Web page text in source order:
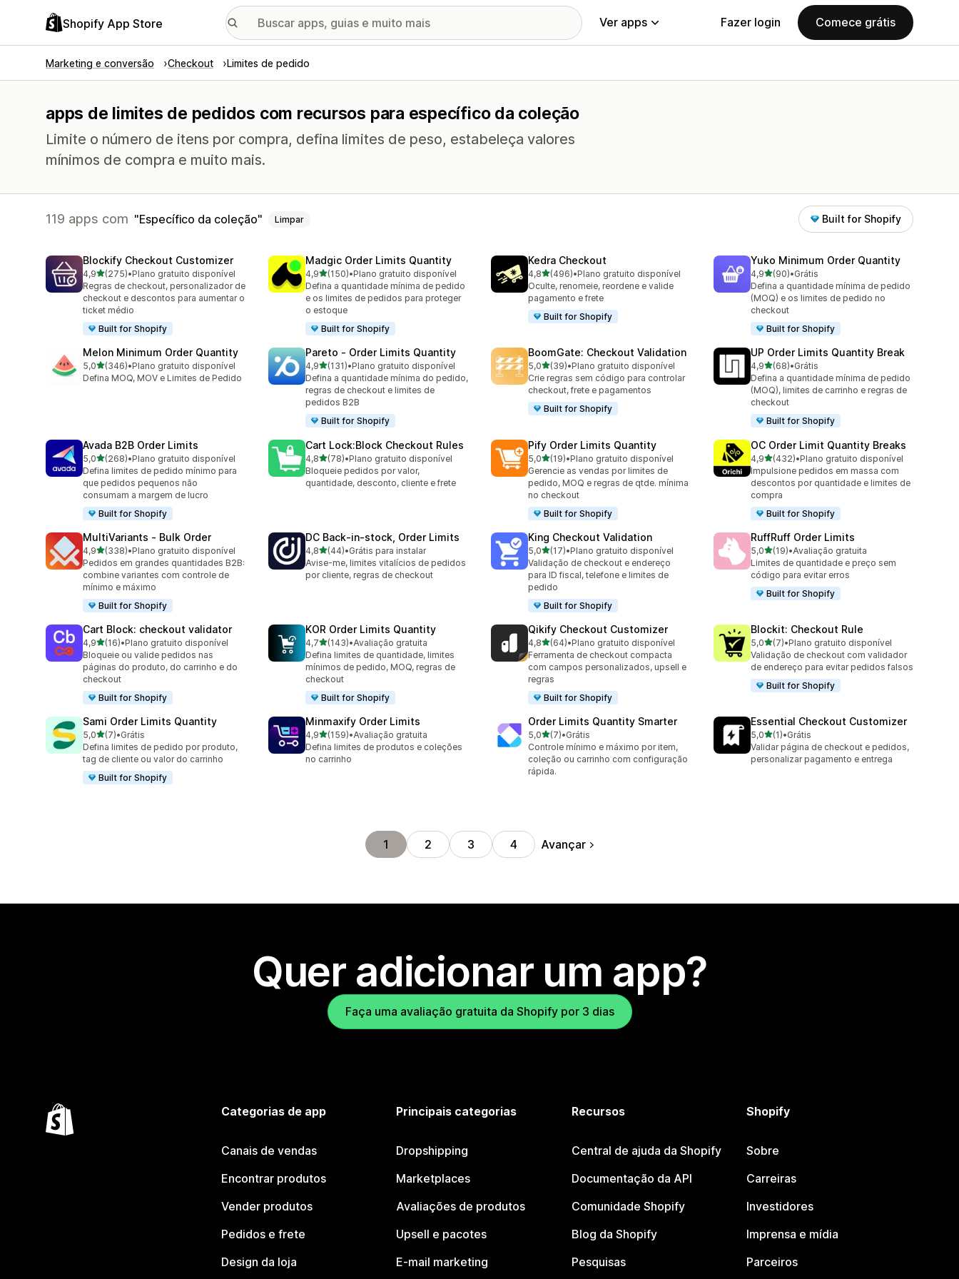
Shopify App Store Ver apps Fazer login Comece grátis
Marketing e conversão Checkout Limites de pedido
apps de limites de pedidos com recursos para específico da coleção
Limite o número de itens por compra, defina limites de peso, estabeleça valores
mínimos de compra e muito mais.
119 apps com Específico da coleção Limpar Built for Shopify
Blockify Checkout Customizer
4,9de 5 estrelas
(275)
275 avaliações ao todo
•Plano gratuito disponível
Regras de checkout, personalizador de
checkout e descontos para aumentar o
ticket médio
Built for Shopify
Madgic Order Limits Quantity
4,9de 5 estrelas
(150)
150 avaliações ao todo
•Plano gratuito disponível
Defina a quantidade mínima de pedido
e os limites de pedidos para proteger
o estoque
Built for Shopify
Kedra Checkout
4,8de 5 estrelas
(496)
496 avaliações ao todo
•Plano gratuito disponível
Oculte, renomeie, reordene e valide
pagamento e frete
Built for Shopify
Yuko Minimum Order Quantity
4,9de 5 estrelas
(90)
90 avaliações ao todo
•Grátis
Defina a quantidade mínima de pedido
(MOQ) e os limites de pedido no
checkout
Built for Shopify
Melon Minimum Order Quantity
5,0de 5 estrelas
(346)
346 avaliações ao todo
•Plano gratuito disponível
Defina MOQ, MOV e Limites de Pedido
Pareto ‑ Order Limits Quantity
4,9de 5 estrelas
(131)
131 avaliações ao todo
•Plano gratuito disponível
Defina a quantidade mínima do pedido,
regras de checkout e limites de
pedidos B2B
Built for Shopify
BoomGate: Checkout Validation
5,0de 5 estrelas
(39)
39 avaliações ao todo
•Plano gratuito disponível
Crie regras sem código para controlar
checkout, frete e pagamentos
Built for Shopify
UP Order Limits Quantity Break
4,9de 5 estrelas
(68)
68 avaliações ao todo
•Grátis
Defina a quantidade mínima de pedido
(MOQ), limites de carrinho e regras de
checkout
Built for Shopify
Avada B2B Order Limits
5,0de 5 estrelas
(268)
268 avaliações ao todo
•Plano gratuito disponível
Defina limites de pedido mínimo para
que pedidos pequenos não
consumam a margem de lucro
Built for Shopify
Cart Lock:Block Checkout Rules
4,8de 5 estrelas
(78)
78 avaliações ao todo
•Plano gratuito disponível
Bloqueie pedidos por valor,
quantidade, desconto, cliente e frete
Pify Order Limits Quantity
5,0de 5 estrelas
(19)
19 avaliações ao todo
•Plano gratuito disponível
Gerencie as vendas por limites de
pedido, MOQ e regras de qtde. mínima
no checkout
Built for Shopify
OC Order Limit Quantity Breaks
4,9de 5 estrelas
(432)
432 avaliações ao todo
•Plano gratuito disponível
Impulsione pedidos em massa com
descontos por quantidade e limites de
compra
Built for Shopify
MultiVariants ‑ Bulk Order
4,9de 5 estrelas
(338)
338 avaliações ao todo
•Plano gratuito disponível
Pedidos em grandes quantidades B2B:
combine variantes com controle de
mínimo e máximo
Built for Shopify
DC Back‑in‑stock, Order Limits
4,8de 5 estrelas
(44)
44 avaliações ao todo
•Grátis para instalar
Avise-me, limites vitalícios de pedidos
por cliente, regras de checkout
King Checkout Validation
5,0de 5 estrelas
(17)
17 avaliações ao todo
•Plano gratuito disponível
Validação de checkout e endereço
para ID fiscal, telefone e limites de
pedido
Built for Shopify
RuffRuff Order Limits
5,0de 5 estrelas
(19)
19 avaliações ao todo
•Avaliação gratuita
Limites de quantidade e preço sem
código para evitar erros
Built for Shopify
Cart Block: checkout validator
4,9de 5 estrelas
(16)
16 avaliações ao todo
•Plano gratuito disponível
Bloqueie ou valide pedidos nas
páginas do produto, do carrinho e do
checkout
Built for Shopify
KOR Order Limits Quantity
4,7de 5 estrelas
(143)
143 avaliações ao todo
•Avaliação gratuita
Defina limites de quantidade, limites
mínimos de pedido, MOQ, regras de
checkout
Built for Shopify
Qikify Checkout Customizer
4,8de 5 estrelas
(64)
64 avaliações ao todo
•Plano gratuito disponível
Ferramenta de checkout compacta
com campos personalizados, upsell e
regras
Built for Shopify
Blockit: Checkout Rule
5,0de 5 estrelas
(7)
7 avaliações ao todo
•Plano gratuito disponível
Validação de checkout com validador
de endereço para evitar pedidos falsos
Built for Shopify
Sami Order Limits Quantity
5,0de 5 estrelas
(7)
7 avaliações ao todo
•Grátis
Defina limites de pedido por produto,
tag de cliente ou valor do carrinho
Built for Shopify
Minmaxify Order Limits
4,9de 5 estrelas
(159)
159 avaliações ao todo
•Avaliação gratuita
Defina limites de produtos e coleções
no carrinho
Order Limits Quantity Smarter
5,0de 5 estrelas
(7)
7 avaliações ao todo
•Grátis
Controle mínimo e máximo por item,
coleção ou carrinho com configuração
rápida.
Essential Checkout Customizer
5,0de 5 estrelas
(1)
1 avaliações ao todo
•Grátis
Validar página de checkout e pedidos,
personalizar pagamento e entrega
1 2 3 4 Avançar
Quer adicionar um app?
Faça uma avaliação gratuita da Shopify por 3 dias
Categorias de app
Canais de vendas
Encontrar produtos
Vender produtos
Pedidos e frete
Design da loja
Principais categorias
Dropshipping
Marketplaces
Avaliações de produtos
Upsell e pacotes
E-mail marketing
Recursos
Central de ajuda da Shopify
Documentação da API
Comunidade Shopify
Blog da Shopify
Pesquisas
Shopify
Sobre
Carreiras
Investidores
Imprensa e mídia
Parceiros